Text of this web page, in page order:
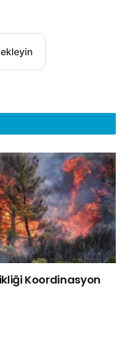
Koordinasyon